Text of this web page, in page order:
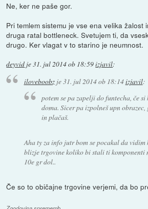
Ne, ker ne paše gor.
Pri temlem sistemu je vse ena velika žalost
druga ratal bottleneck. Svetujem ti, da
drugo. Ker vlagat v to starino je neumnost.
deyvid je31. jul 2014 ob 18:59izjavil:
iloveboobzje31. jul 2014 ob 18:14izjavil:
potem se pa zapelji do funtecha, če
doma. Sicer pa izpolneš upn obrazec,
in plačaš.
Aha ty za info jutr bom se pocakal da vidim
blizje trgovine koliko bi stali ti komponenti
10e gr dol..
Če so to običajne trgovine verjemi, da bo